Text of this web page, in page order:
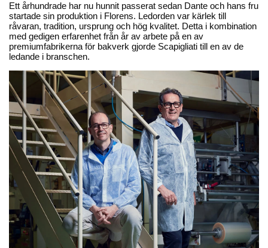
Ett århundrade har nu hunnit passerat sedan Dante och hans fru
startade sin produktion i Florens. Ledorden var kärlek till
råvaran, tradition, ursprung och hög kvalitet. Detta i kombination
med gedigen erfarenhet från år av arbete på en av
premiumfabrikerna för bakverk gjorde Scapigliati till en av de
ledande i branschen.
Scapigliati
Chokladcantuccini
Scapigliati
Cantuccini med citron &
ingefära
Ny design
Scapigliati
Cantuccini Kardemumma &
Mandel I.G.P
Ny design
Scapigliati
Mandelcantuccini